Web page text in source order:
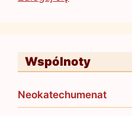
Wspólnoty
Neokatechumenat